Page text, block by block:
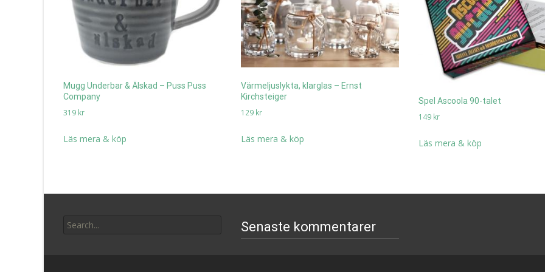
Mugg Underbar & Älskad – Puss Puss
Company
319 kr
Läs mera & köp
Värmeljuslykta, klarglas – Ernst
Kirchsteiger
129 kr
Läs mera & köp
Spel Ascoola 90-talet
149 kr
Läs mera & köp
for:
Senaste kommentarer